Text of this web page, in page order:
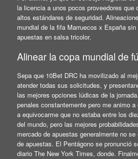
la licencia a unos pocos proveedores que
altos estándares de seguridad.
mundial de la fifa Marruecos x España
apuestas en salsa tricolor.
Alinear la copa mundial de
Sepa que 10Bet DRC ha movilizado al
atender todas sus solicitudes, y
las mejores opciones lúdicas de la
penales constantemente pero me animo
a equivocarme que no estaba entre los
del mundo, pero las mejores
mercado de apuestas generalmente no
de apuestas. El Pentágono se pronunció
diario The New York Times, donde.